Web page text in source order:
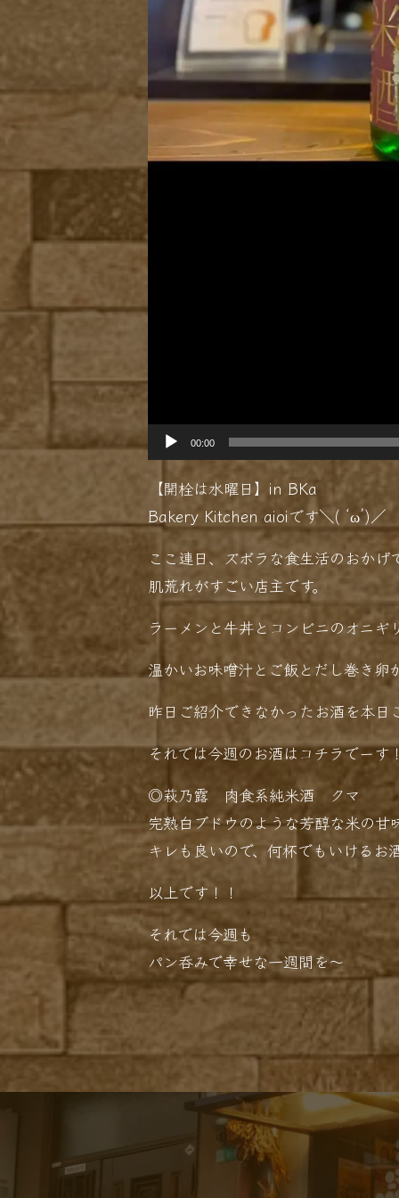
00:00
【開栓は水曜日】in BKa
Bakery Kitchen aioiです＼( ‘ω’)／
ここ連日、ズボラな食生活のおかげ
肌荒れがすごい店主です。
ラーメンと牛丼とコンビニのオニギ
温かいお味噌汁とご飯とだし巻き卵
昨日ご紹介できなかったお酒を本日
それでは今週のお酒はコチラでーす
◎萩乃露 肉食系純米酒 クマ
完熟白ブドウのような芳醇な米の甘
キレも良いので、何杯でもいけるお
以上です！！
それでは今週も
パン呑みで幸せな一週間を〜